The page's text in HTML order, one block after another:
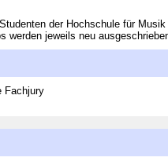
der Hochschule für
werden jeweils neu
Fachjury